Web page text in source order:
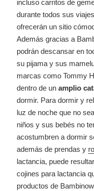
incluso carritos de
durante todos sus
ofrecerán un sitio
Además gracias a
podrán descansar en
su pijama y sus
marcas como Tommy
dentro de unamplio
dormir. Para dormir y
luz de noche que no
niños y sus bebés no
acostumbren a dormir
además de prendas y
lactancia, puede
cojines para lactancia
productos de